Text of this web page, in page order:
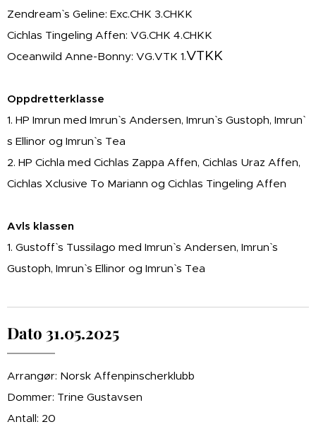
Zendream` s Geline: Exc.CHK 3.CHKK
Cichlas Tingeling Affen: VG.CHK 4.CHKK
Oceanwild Anne-Bonny: VG.VTK 1.VTKK
Oppdretterklasse
1. HP Imrun med Imrun` s Andersen, Imrun` s Gustoph, Imrun`
s Ellinor og Imrun` s Tea
2. HP Cichla med Cichlas Zappa Affen, Cichlas Uraz Affen,
Cichlas Xclusive To Mariann og Cichlas Tingeling Affen
Avls klassen
1. Gustoff` s Tussilago med Imrun` s Andersen, Imrun` s
Gustoph, Imrun` s Ellinor og Imrun` s Tea
Dato 31.05.2025
Arrangør: Norsk Affenpinscherklubb
Dommer: Trine Gustavsen
Antall: 20